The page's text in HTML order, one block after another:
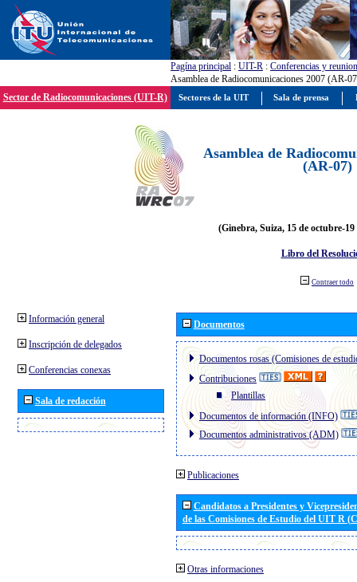
Pagína principal : UIT-R : Conferencias y
Asamblea de Radiocomunicaciones 2007 (AR-
Sector de Radiocomunicaciones (UIT-R)
Asamblea de
(AR-07)
(Ginebra, Suiza, 15 de octubre-19
Libro del
Contraer todo
Información general
Inscripción de delegados
Conferencias conexas
Sala de redacción
Documentos
Documentos rosas (Comisiones de
Contribuciones
Plantillas
Documentos de información (INFO)
Documentos administrativos (ADM)
Publicaciones
Candidatos a Presidentes y
de las Comisiones de Estudio del UIT R
Otras informaciones
Sectores de la UIT Sala de prensa